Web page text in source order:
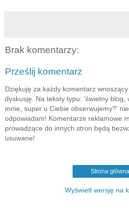
Brak komentarzy:
Prześlij komentarz
Dziękuję za każdy komentarz
dyskusję. Na teksty typu: 'świetny blog,
mnie, super u Ciebie obserwujemy?' nie
odpowiadam! Komentarze reklamowe
prowadzące do innych stron będą
usuwane!
Strona główna
Wyświetl wersję na